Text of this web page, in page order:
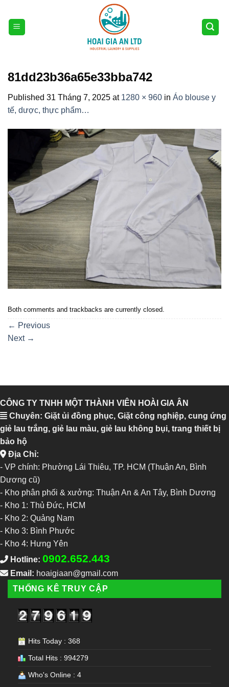
content
81dd23b36a65e33bba742
Published 31 Tháng 7, 2025 at 1280 × 960 in Áo blouse y
tế, dược, thực phẩm…
Both comments and trackbacks are currently closed.
← Previous
Next →
CÔNG TY TNHH MỘT THÀNH VIÊN HOÀI GIA ÂN
Chuyên: Giặt ủi đồng phục, Giặt công nghiệp, cung ứng
giẻ lau trắng, giẻ lau màu, giẻ lau không bụi, trang thiết bị
bảo hộ
Địa Chỉ:
- VP chính: Phường Lái Thiêu, TP. HCM (Thuận An, Bình
Dương cũ)
- Kho phân phối & xưởng: Thuận An & An Tây, Bình Dương
- Kho 1: Thủ Đức, HCM
- Kho 2: Quảng Nam
- Kho 3: Bình Phước
- Kho 4: Hưng Yên
Hotline: 0902.652.443
Email: hoaigiaan@gmail.com
THỐNG KÊ TRUY CẬP
Hits Today : 368
Total Hits : 994279
Who's Online : 4